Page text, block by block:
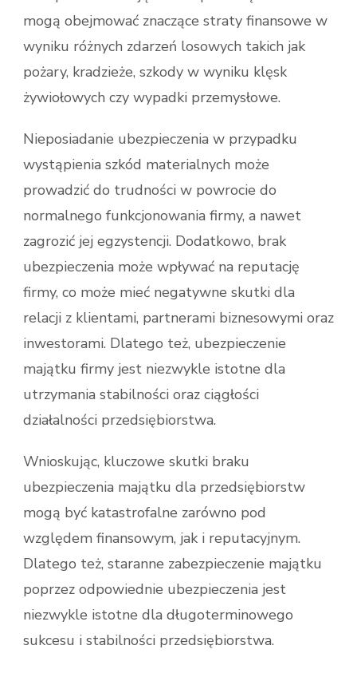
mogą obejmować znaczące straty finansowe w
wyniku różnych zdarzeń losowych takich jak
pożary, kradzieże, szkody w wyniku klęsk
żywiołowych czy wypadki przemysłowe.
Nieposiadanie ubezpieczenia w przypadku
wystąpienia szkód materialnych może
prowadzić do trudności w powrocie do
normalnego funkcjonowania firmy, a nawet
zagrozić jej egzystencji. Dodatkowo, brak
ubezpieczenia może wpływać na reputację
firmy, co może mieć negatywne skutki dla
relacji z klientami, partnerami biznesowymi oraz
inwestorami. Dlatego też, ubezpieczenie
majątku firmy jest niezwykle istotne dla
utrzymania stabilności oraz ciągłości
działalności przedsiębiorstwa.
Wnioskując, kluczowe skutki braku
ubezpieczenia majątku dla przedsiębiorstw
mogą być katastrofalne zarówno pod
względem finansowym, jak i reputacyjnym.
Dlatego też, staranne zabezpieczenie majątku
poprzez odpowiednie ubezpieczenia jest
niezwykle istotne dla długoterminowego
sukcesu i stabilności przedsiębiorstwa.